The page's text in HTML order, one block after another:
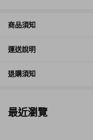
商品須知
運送說明
退購須知
最近瀏覽